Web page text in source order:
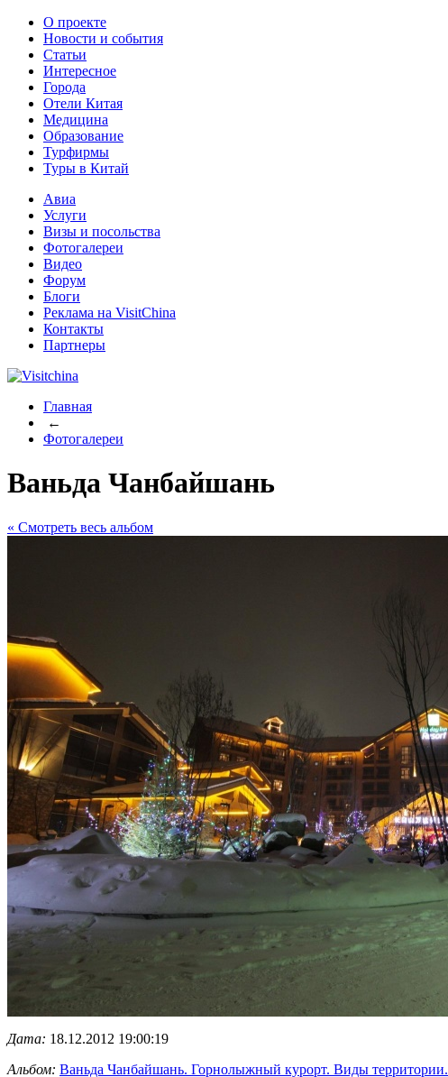
О проекте
Новости и события
Статьи
Интересное
Города
Отели Китая
Медицина
Образование
Турфирмы
Туры в Китай
Авиа
Услуги
Визы и посольства
Фотогалереи
Видео
Форум
Блоги
Реклама на VisitChina
Контакты
Партнеры
Главная
←
Фотогалереи
Ваньда Чанбайшань
« Cмотреть весь альбом
Дата: 18.12.2012 19:00:19
Альбом: Ваньда Чанбайшань. Горнолыжный курорт. Виды территории.